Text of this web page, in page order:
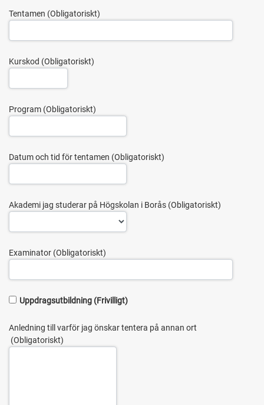
Tentamen
Kurskod
Program
Datum och tid för tentamen
Akademi jag studerar på Högskolan i Borås
Examinator
Uppdragsutbildning
Anledning till varför jag önskar tentera på annan ort